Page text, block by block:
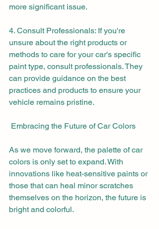
more significant issue.
4. Consult Professionals: If you're
unsure about the right products or
methods to care for your car's specific
paint type, consult professionals. They
can provide guidance on the best
practices and products to ensure your
vehicle remains pristine.
Embracing the Future of Car Colors
As we move forward, the palette of car
colors is only set to expand. With
innovations like heat-sensitive paints or
those that can heal minor scratches
themselves on the horizon, the future is
bright and colorful.